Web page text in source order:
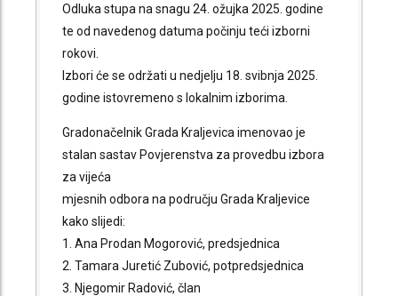
Odluka stupa na snagu 24. ožujka 2025. godine
te od navedenog datuma počinju teći izborni
rokovi.
Izbori će se održati u nedjelju 18. svibnja 2025.
godine istovremeno s lokalnim izborima.
Gradonačelnik Grada Kraljevica imenovao je
stalan sastav Povjerenstva za provedbu izbora
za vijeća
mjesnih odbora na području Grada Kraljevice
kako slijedi:
1. Ana Prodan Mogorović, predsjednica
2. Tamara Juretić Zubović, potpredsjednica
3. Njegomir Radović, član